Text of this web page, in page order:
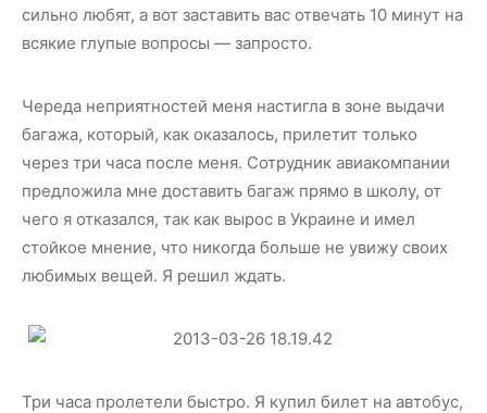
сильно любят, а вот заставить вас отвечать 10 минут на
всякие глупые вопросы — запросто.
Череда неприятностей меня настигла в зоне выдачи
багажа, который, как оказалось, прилетит только
через три часа после меня. Сотрудник авиакомпании
предложила мне доставить багаж прямо в школу, от
чего я отказался, так как вырос в Украине и имел
стойкое мнение, что никогда больше не увижу своих
любимых вещей. Я решил ждать.
Три часа пролетели быстро. Я купил билет на автобус,